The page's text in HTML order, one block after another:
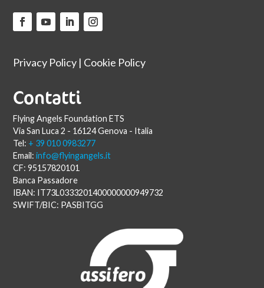
Privacy Policy | Cookie Policy
Contatti
Flying Angels Foundation ETS
Via San Luca 2 - 16124 Genova - Italia
Tel: + 39 010 0983277
Email:info@flyingangels.it
CF: 95157820101
Banca Passadore
IBAN: IT73L0333201400000000949732
SWIFT/BIC: PASBITGG